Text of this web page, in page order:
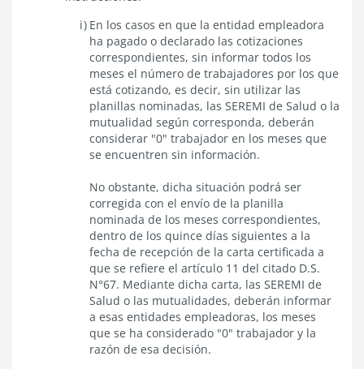
En los casos en que la entidad empleadora
ha pagado o declarado las cotizaciones
correspondientes, sin informar todos los
meses el número de trabajadores por los que
está cotizando, es decir, sin utilizar las
planillas nominadas, las SEREMI de Salud o la
mutualidad según corresponda, deberán
considerar "0" trabajador en los meses que
se encuentren sin información.
No obstante, dicha situación podrá ser
corregida con el envío de la planilla
nominada de los meses correspondientes,
dentro de los quince días siguientes a la
fecha de recepción de la carta certificada a
que se refiere el artículo 11 del citado D.S.
N°67. Mediante dicha carta, las SEREMI de
Salud o las mutualidades, deberán informar
a esas entidades empleadoras, los meses
que se ha considerado "0" trabajador y la
razón de esa decisión.